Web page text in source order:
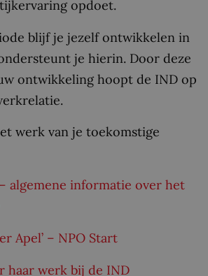
opdoet.
blijf je jezelf ontwikkelen in
je hierin. Door deze
ontwikkeling hoopt de IND op
werk van je toekomstige
– algemene informatie over het
Apel’ – NPO Start
haar werk bij de IND